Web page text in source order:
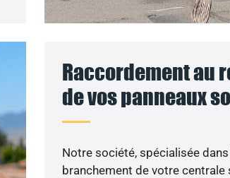
Raccordement au
de vos panneaux
Notre société, spécialisée
branchement de votre centrale